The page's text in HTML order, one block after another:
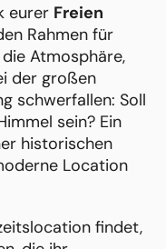
eurer Freien
Rahmen für
Atmosphäre,
der großen
schwerfallen: Soll
sein? Ein
historischen
Location
findet,